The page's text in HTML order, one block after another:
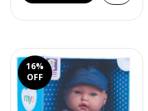
16%
OFF